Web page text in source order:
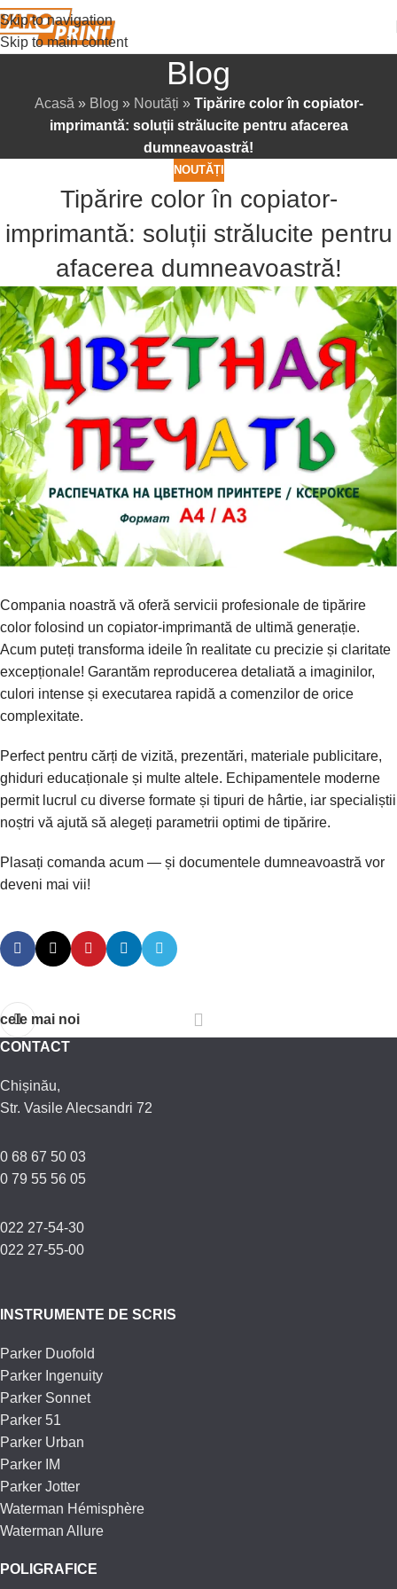
Skip to navigation
Skip to main content
Blog
Acasă » Blog » Noutăți » Tipărire color în copiator-
imprimantă: soluții strălucite pentru afacerea
dumneavoastră!
NOUTĂȚI
Tipărire color în copiator-
imprimantă: soluții strălucite pentru
afacerea dumneavoastră!
Compania noastră vă oferă servicii profesionale de tipărire
color folosind un copiator-imprimantă de ultimă generație.
Acum puteți transforma ideile în realitate cu precizie și claritate
excepționale! Garantăm reproducerea detaliată a imaginilor,
culori intense și executarea rapidă a comenzilor de orice
complexitate.
Perfect pentru cărți de vizită, prezentări, materiale publicitare,
ghiduri educaționale și multe altele. Echipamentele moderne
permit lucrul cu diverse formate și tipuri de hârtie, iar specialiștii
noștri vă ajută să alegeți parametrii optimi de tipărire.
Plasați comanda acum — și documentele dumneavoastră vor
deveni mai vii!
cele mai noi
CONTACT
Chișinău,
Str. Vasile Alecsandri 72
0 68 67 50 03
0 79 55 56 05
022 27-54-30
022 27-55-00
INSTRUMENTE DE SCRIS
Parker Duofold
Parker Ingenuity
Parker Sonnet
Parker 51
Parker Urban
Parker IM
Parker Jotter
Waterman Hémisphère
Waterman Allure
POLIGRAFICE